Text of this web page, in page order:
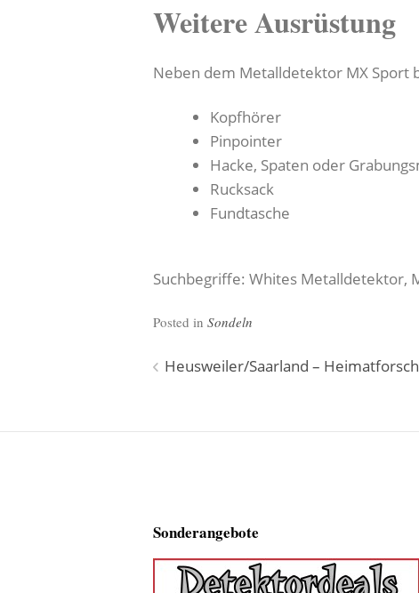
Weitere Ausrüstung
Neben dem Metalldetektor MX Sport
Kopfhörer
Pinpointer
Hacke, Spaten oder
Rucksack
Fundtasche
Suchbegriffe: Whites Metalldetektor,
Posted in Sondeln
Beitragsnavigation
Heusweiler/Saarland –
Sonderangebote